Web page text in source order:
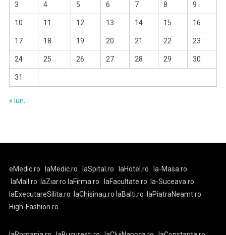
3 4 5 6 7 8 9
10 11 12 13 14 15 16
17 18 19 20 21 22 23
24 25 26 27 28 29 30
31
« iun.
eMedic.ro laMedic.ro laSpital.ro laHotel.ro
la-Masa.ro
laMall.ro
laZiar.ro laFirma.ro laFacultate.ro
la-Suceava.ro
laExecutareSilita.ro
laChisinau.ro laBalti.ro
laPiatraNeamt.ro
High-Fashion.ro